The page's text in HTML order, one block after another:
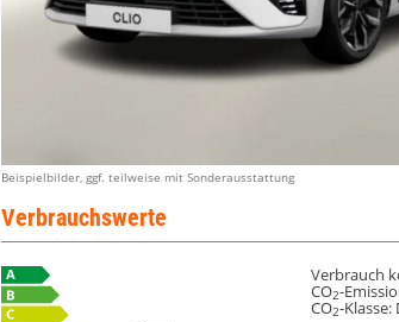
Beispielbilder, ggf. teilweise mit Sonderausstattung
Verbrauchswerte
Verbrauch
CO2-
CO2-Klasse: